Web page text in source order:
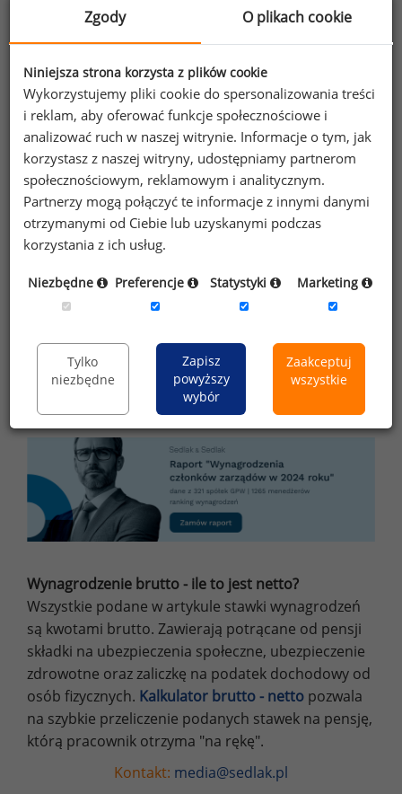
sp. k. w celu otrzymywania bezpłatnego
Wyrażam zgodę na przesyłanie na podany
adres e-mail ofert handlowych oraz
informacji marketingowych. Oświadczam,
że zapoznałem się z treścią
informacji na
temat przetwarzania
Zapisz
Przypominamy, że zgodnie z pkt 2.6 - 2.7
wykorzystywanie tekstów oraz danych portalu w
innych celach niż do użytku osobistego wymaga
pisemnej zgody redakcji.
Wynagrodzenie brutto - ile to jest netto?
Wszystkie podane w artykule stawki wynagrodzeń
są kwotami brutto. Zawierają potrącane od pensji
składki na ubezpieczenia społeczne, ubezpieczenie
zdrowotne oraz zaliczkę na podatek dochodowy od
osób fizycznych. Kalkulator brutto - netto pozwala
na szybkie przeliczenie podanych stawek na pensję,
którą pracownik otrzyma "na rękę".
Kontakt: media@sedlak.pl
Zgody O plikach cookie
Niniejsza strona korzysta z plików cookie
Wykorzystujemy pliki cookie do spersonalizowania treści
i reklam, aby oferować funkcje społecznościowe i
analizować ruch w naszej witrynie. Informacje o tym, jak
korzystasz z naszej witryny, udostępniamy partnerom
społecznościowym, reklamowym i analitycznym.
Partnerzy mogą połączyć te informacje z innymi danymi
otrzymanymi od Ciebie lub uzyskanymi podczas
korzystania z ich usług.
Niezbędne Preferencje Statystyki Marketing
Tylko
niezbędne
Zapisz
powyższy
wybór
Zaakceptuj
wszystkie